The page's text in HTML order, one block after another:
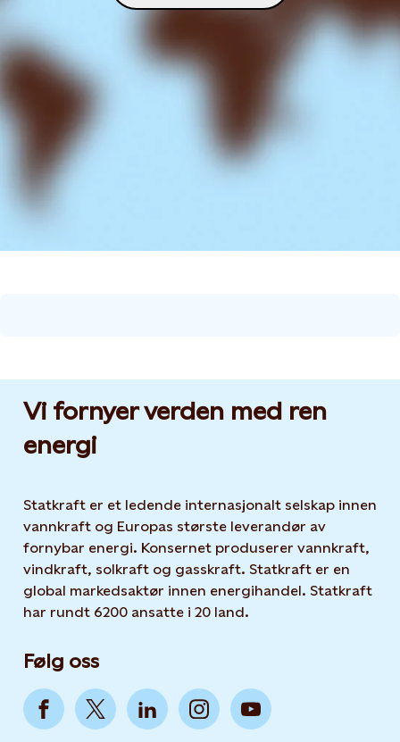
Vi fornyer verden med ren
energi
Statkraft er et ledende internasjonalt selskap innen
vannkraft og Europas største leverandør av
fornybar energi. Konsernet produserer vannkraft,
vindkraft, solkraft og gasskraft. Statkraft er en
global markedsaktør innen energihandel. Statkraft
har rundt 6200 ansatte i 20 land.
Følg oss